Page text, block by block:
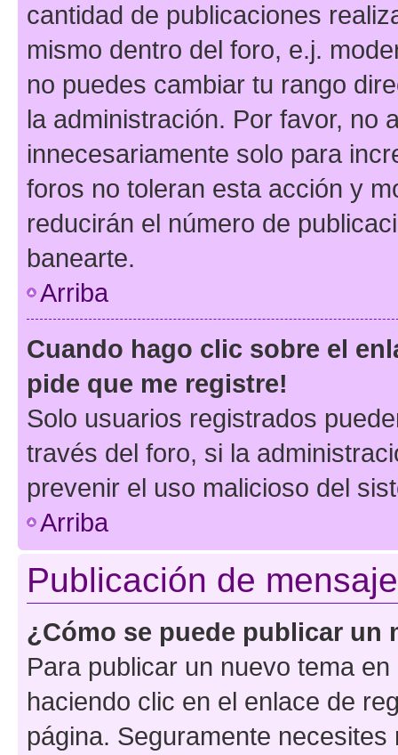
cantidad de publicaciones
mismo dentro del foro, e.j.
no puedes cambiar tu rango
la administración. Por favor, no
innecesariamente solo para
foros no toleran esta acción y
reducirán el número de
banearte.
Arriba
Cuando hago clic sobre el
pide que me registre!
Solo usuarios registrados
través del foro, si la
prevenir el uso malicioso del
Arriba
Publicación de
¿Cómo se puede publicar un
Para publicar un nuevo tema
haciendo clic en el enlace de
página. Seguramente